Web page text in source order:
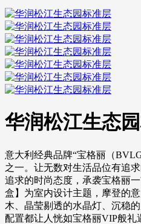
华润松江生态
意大利经典品牌“宝格丽（
之一。让无数对生活品位有追
追求的时尚态度，承袭宝格丽
盒】为室内设计主题，摩登的
木、晶莹剔透的水晶灯、沉稳
配置都让人恍如宝格丽VIP